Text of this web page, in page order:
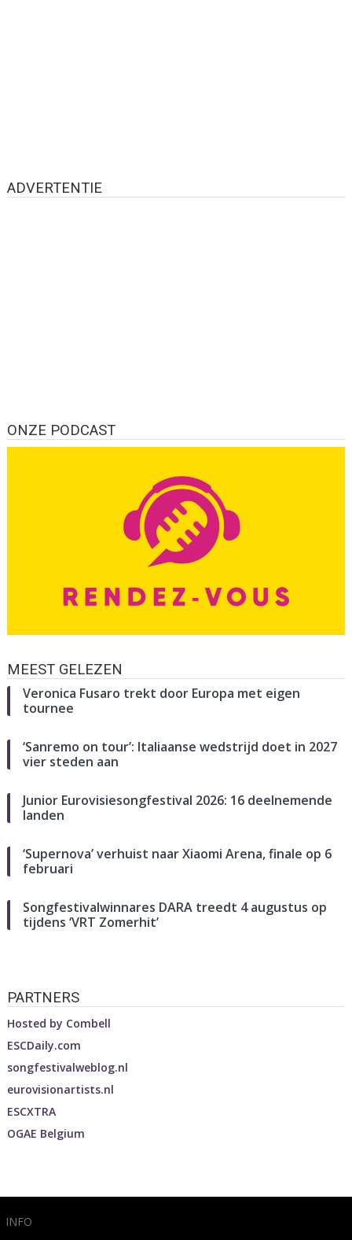
ADVERTENTIE
ONZE PODCAST
MEEST GELEZEN
Veronica Fusaro trekt door Europa met eigen
tournee
‘Sanremo on tour’: Italiaanse wedstrijd doet in 2027
vier steden aan
Junior Eurovisiesongfestival 2026: 16 deelnemende
landen
‘Supernova’ verhuist naar Xiaomi Arena, finale op 6
februari
Songfestivalwinnares DARA treedt 4 augustus op
tijdens ‘VRT Zomerhit’
PARTNERS
Hosted by Combell
ESCDaily.com
songfestivalweblog.nl
eurovisionartists.nl
ESCXTRA
OGAE Belgium
INFO